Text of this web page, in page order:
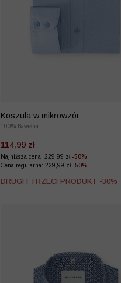
Koszula w mikrowzór
100% Bawełna
114,99 zł
Najniższa cena: 229,99 zł -50%
Cena regularna: 229,99 zł -50%
DRUGI I TRZECI PRODUKT -30%